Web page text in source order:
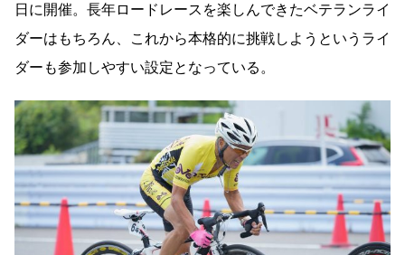
日に開催。長年ロードレースを楽しんできたベテランライ
ダーはもちろん、これから本格的に挑戦しようというライ
ダーも参加しやすい設定となっている。